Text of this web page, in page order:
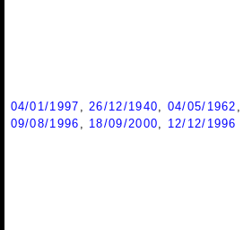
04/01/1997 26/12/1940 04/05/1962
09/08/1996
18/09/2000
12/12/1996